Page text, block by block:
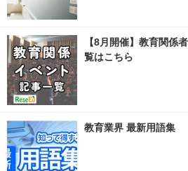
【8月開催】教育関係
覧はこちら
教育業界 最新用語集